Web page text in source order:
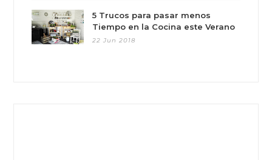
5 Trucos para pasar menos
Tiempo en la Cocina este Verano
22 Jun 2018